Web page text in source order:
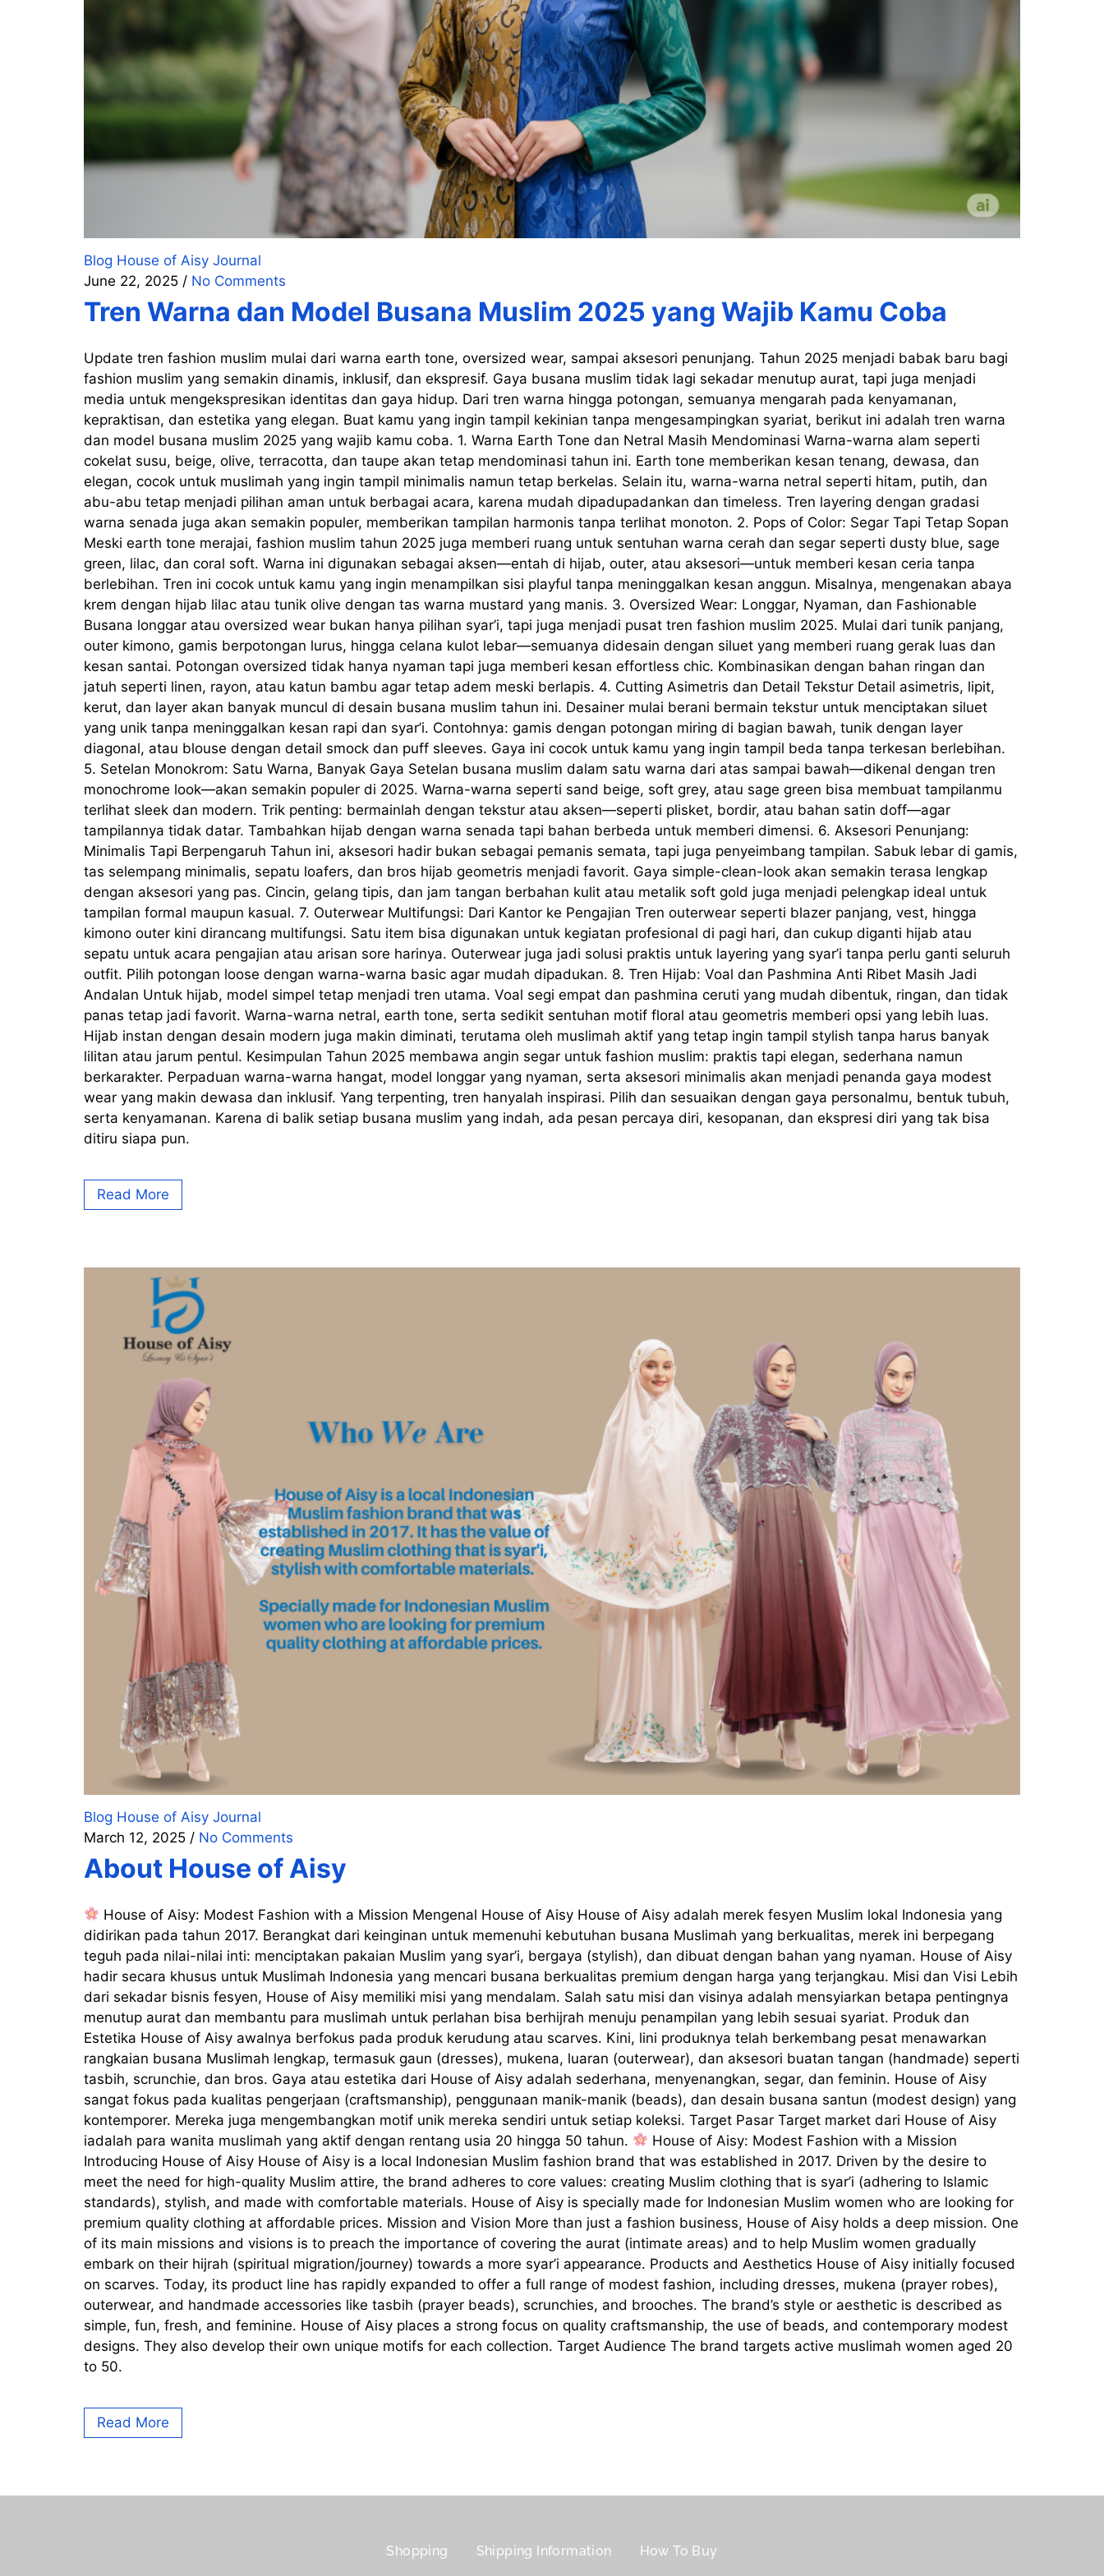
Blog House of Aisy Journal
June 22, 2025 / No Comments
Tren Warna dan Model Busana Muslim 2025 yang Wajib Kamu Coba
Update tren fashion muslim mulai dari warna earth tone, oversized wear, sampai aksesori penunjang. Tahun 2025 menjadi babak baru bagi
fashion muslim yang semakin dinamis, inklusif, dan ekspresif. Gaya busana muslim tidak lagi sekadar menutup aurat, tapi juga menjadi
media untuk mengekspresikan identitas dan gaya hidup. Dari tren warna hingga potongan, semuanya mengarah pada kenyamanan,
kepraktisan, dan estetika yang elegan. Buat kamu yang ingin tampil kekinian tanpa mengesampingkan syariat, berikut ini adalah tren warna
dan model busana muslim 2025 yang wajib kamu coba. 1. Warna Earth Tone dan Netral Masih Mendominasi Warna-warna alam seperti
cokelat susu, beige, olive, terracotta, dan taupe akan tetap mendominasi tahun ini. Earth tone memberikan kesan tenang, dewasa, dan
elegan, cocok untuk muslimah yang ingin tampil minimalis namun tetap berkelas. Selain itu, warna-warna netral seperti hitam, putih, dan
abu-abu tetap menjadi pilihan aman untuk berbagai acara, karena mudah dipadupadankan dan timeless. Tren layering dengan gradasi
warna senada juga akan semakin populer, memberikan tampilan harmonis tanpa terlihat monoton. 2. Pops of Color: Segar Tapi Tetap Sopan
Meski earth tone merajai, fashion muslim tahun 2025 juga memberi ruang untuk sentuhan warna cerah dan segar seperti dusty blue, sage
green, lilac, dan coral soft. Warna ini digunakan sebagai aksen—entah di hijab, outer, atau aksesori—untuk memberi kesan ceria tanpa
berlebihan. Tren ini cocok untuk kamu yang ingin menampilkan sisi playful tanpa meninggalkan kesan anggun. Misalnya, mengenakan abaya
krem dengan hijab lilac atau tunik olive dengan tas warna mustard yang manis. 3. Oversized Wear: Longgar, Nyaman, dan Fashionable
Busana longgar atau oversized wear bukan hanya pilihan syar’i, tapi juga menjadi pusat tren fashion muslim 2025. Mulai dari tunik panjang,
outer kimono, gamis berpotongan lurus, hingga celana kulot lebar—semuanya didesain dengan siluet yang memberi ruang gerak luas dan
kesan santai. Potongan oversized tidak hanya nyaman tapi juga memberi kesan effortless chic. Kombinasikan dengan bahan ringan dan
jatuh seperti linen, rayon, atau katun bambu agar tetap adem meski berlapis. 4. Cutting Asimetris dan Detail Tekstur Detail asimetris, lipit,
kerut, dan layer akan banyak muncul di desain busana muslim tahun ini. Desainer mulai berani bermain tekstur untuk menciptakan siluet
yang unik tanpa meninggalkan kesan rapi dan syar’i. Contohnya: gamis dengan potongan miring di bagian bawah, tunik dengan layer
diagonal, atau blouse dengan detail smock dan puff sleeves. Gaya ini cocok untuk kamu yang ingin tampil beda tanpa terkesan berlebihan.
5. Setelan Monokrom: Satu Warna, Banyak Gaya Setelan busana muslim dalam satu warna dari atas sampai bawah—dikenal dengan tren
monochrome look—akan semakin populer di 2025. Warna-warna seperti sand beige, soft grey, atau sage green bisa membuat tampilanmu
terlihat sleek dan modern. Trik penting: bermainlah dengan tekstur atau aksen—seperti plisket, bordir, atau bahan satin doff—agar
tampilannya tidak datar. Tambahkan hijab dengan warna senada tapi bahan berbeda untuk memberi dimensi. 6. Aksesori Penunjang:
Minimalis Tapi Berpengaruh Tahun ini, aksesori hadir bukan sebagai pemanis semata, tapi juga penyeimbang tampilan. Sabuk lebar di gamis,
tas selempang minimalis, sepatu loafers, dan bros hijab geometris menjadi favorit. Gaya simple-clean-look akan semakin terasa lengkap
dengan aksesori yang pas. Cincin, gelang tipis, dan jam tangan berbahan kulit atau metalik soft gold juga menjadi pelengkap ideal untuk
tampilan formal maupun kasual. 7. Outerwear Multifungsi: Dari Kantor ke Pengajian Tren outerwear seperti blazer panjang, vest, hingga
kimono outer kini dirancang multifungsi. Satu item bisa digunakan untuk kegiatan profesional di pagi hari, dan cukup diganti hijab atau
sepatu untuk acara pengajian atau arisan sore harinya. Outerwear juga jadi solusi praktis untuk layering yang syar’i tanpa perlu ganti seluruh
outfit. Pilih potongan loose dengan warna-warna basic agar mudah dipadukan. 8. Tren Hijab: Voal dan Pashmina Anti Ribet Masih Jadi
Andalan Untuk hijab, model simpel tetap menjadi tren utama. Voal segi empat dan pashmina ceruti yang mudah dibentuk, ringan, dan tidak
panas tetap jadi favorit. Warna-warna netral, earth tone, serta sedikit sentuhan motif floral atau geometris memberi opsi yang lebih luas.
Hijab instan dengan desain modern juga makin diminati, terutama oleh muslimah aktif yang tetap ingin tampil stylish tanpa harus banyak
lilitan atau jarum pentul. Kesimpulan Tahun 2025 membawa angin segar untuk fashion muslim: praktis tapi elegan, sederhana namun
berkarakter. Perpaduan warna-warna hangat, model longgar yang nyaman, serta aksesori minimalis akan menjadi penanda gaya modest
wear yang makin dewasa dan inklusif. Yang terpenting, tren hanyalah inspirasi. Pilih dan sesuaikan dengan gaya personalmu, bentuk tubuh,
serta kenyamanan. Karena di balik setiap busana muslim yang indah, ada pesan percaya diri, kesopanan, dan ekspresi diri yang tak bisa
ditiru siapa pun.
Read More
Blog House of Aisy Journal
March 12, 2025 / No Comments
About House of Aisy
House of Aisy: Modest Fashion with a Mission Mengenal House of Aisy House of Aisy adalah merek fesyen Muslim lokal Indonesia yang
didirikan pada tahun 2017. Berangkat dari keinginan untuk memenuhi kebutuhan busana Muslimah yang berkualitas, merek ini berpegang
teguh pada nilai-nilai inti: menciptakan pakaian Muslim yang syar’i, bergaya (stylish), dan dibuat dengan bahan yang nyaman. House of Aisy
hadir secara khusus untuk Muslimah Indonesia yang mencari busana berkualitas premium dengan harga yang terjangkau. Misi dan Visi Lebih
dari sekadar bisnis fesyen, House of Aisy memiliki misi yang mendalam. Salah satu misi dan visinya adalah mensyiarkan betapa pentingnya
menutup aurat dan membantu para muslimah untuk perlahan bisa berhijrah menuju penampilan yang lebih sesuai syariat. Produk dan
Estetika House of Aisy awalnya berfokus pada produk kerudung atau scarves. Kini, lini produknya telah berkembang pesat menawarkan
rangkaian busana Muslimah lengkap, termasuk gaun (dresses), mukena, luaran (outerwear), dan aksesori buatan tangan (handmade) seperti
tasbih, scrunchie, dan bros. Gaya atau estetika dari House of Aisy adalah sederhana, menyenangkan, segar, dan feminin. House of Aisy
sangat fokus pada kualitas pengerjaan (craftsmanship), penggunaan manik-manik (beads), dan desain busana santun (modest design) yang
kontemporer. Mereka juga mengembangkan motif unik mereka sendiri untuk setiap koleksi. Target Pasar Target market dari House of Aisy
iadalah para wanita muslimah yang aktif dengan rentang usia 20 hingga 50 tahun.
House of Aisy: Modest Fashion with a Mission
Introducing House of Aisy House of Aisy is a local Indonesian Muslim fashion brand that was established in 2017. Driven by the desire to
meet the need for high-quality Muslim attire, the brand adheres to core values: creating Muslim clothing that is syar’i (adhering to Islamic
standards), stylish, and made with comfortable materials. House of Aisy is specially made for Indonesian Muslim women who are looking for
premium quality clothing at affordable prices. Mission and Vision More than just a fashion business, House of Aisy holds a deep mission. One
of its main missions and visions is to preach the importance of covering the aurat (intimate areas) and to help Muslim women gradually
embark on their hijrah (spiritual migration/journey) towards a more syar’i appearance. Products and Aesthetics House of Aisy initially focused
on scarves. Today, its product line has rapidly expanded to offer a full range of modest fashion, including dresses, mukena (prayer robes),
outerwear, and handmade accessories like tasbih (prayer beads), scrunchies, and brooches. The brand’s style or aesthetic is described as
simple, fun, fresh, and feminine. House of Aisy places a strong focus on quality craftsmanship, the use of beads, and contemporary modest
designs. They also develop their own unique motifs for each collection. Target Audience The brand targets active muslimah women aged 20
to 50.
Read More
Shopping Shipping Information How To Buy